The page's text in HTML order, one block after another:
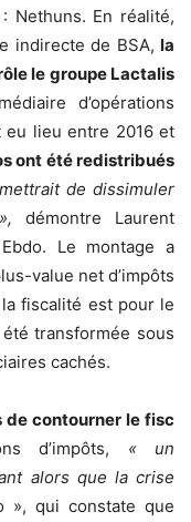
Nethuns. En réalité,
indirecte de BSA, la
le groupe Lactalis
d’opérations
eu lieu entre 2016 et
ont été redistribués
de dissimuler
démontre Laurent
Le montage a
value net d’impôts
fiscalité est pour le
été transformée sous
cachés.
de contourner le fisc
d’impôts, « un
alors que la crise
», qui constate que